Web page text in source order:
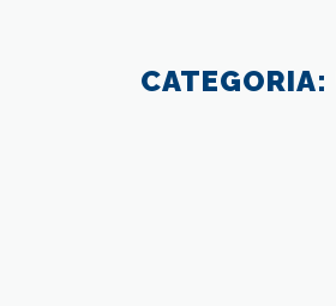
CATEGORIA: